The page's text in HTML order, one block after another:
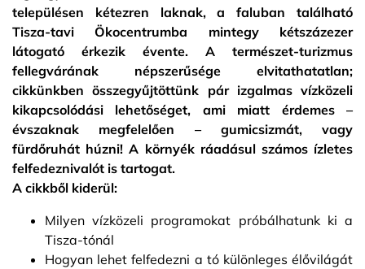
településen kétezren laknak, a faluban található
Tisza-tavi Ökocentrumba mintegy kétszázezer
látogató érkezik évente. A természet-turizmus
fellegvárának népszerűsége elvitathatatlan;
cikkünkben összegyűjtöttünk pár izgalmas vízközeli
kikapcsolódási lehetőséget, ami miatt érdemes –
évszaknak megfelelően – gumicsizmát, vagy
fürdőruhát húzni! A környék ráadásul számos ízletes
felfedeznivalót is tartogat.
A cikkből kiderül:
Milyen vízközeli programokat próbálhatunk ki a
Tisza-tónál
Hogyan lehet felfedezni a tó különleges élővilágát